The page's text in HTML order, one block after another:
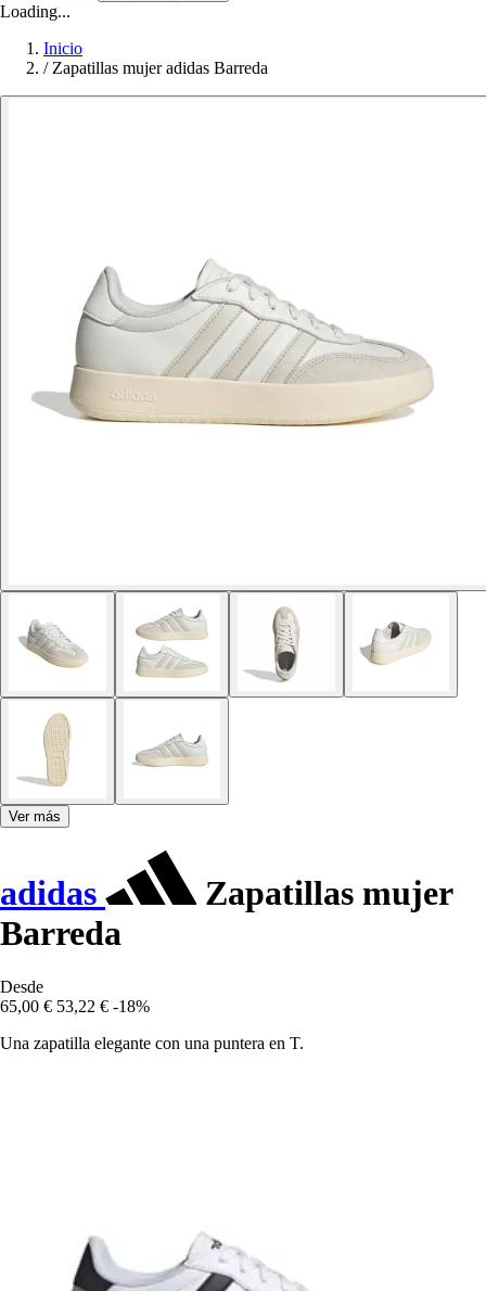
Loading...
Inicio
/ Zapatillas mujer adidas Barreda
Ver más
adidas
Zapatillas mujer
Barreda
Desde
65,00 € 53,22 € -18%
Una zapatilla elegante con una puntera en T.